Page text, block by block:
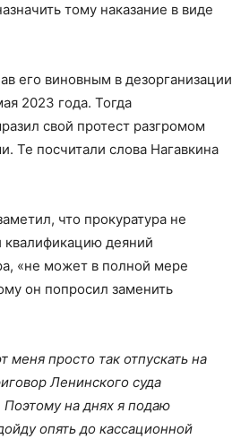
тому наказание в виде
его виновным в дезорганизации
2023 года. Тогда
свой протест разгромом
Те посчитали слова Нагавкина
что прокуратура не
квалификацию деяний
«не может в полной мере
он попросил заменить
просто так отпускать на
Ленинского суда
на днях я подаю
опять до кассационной